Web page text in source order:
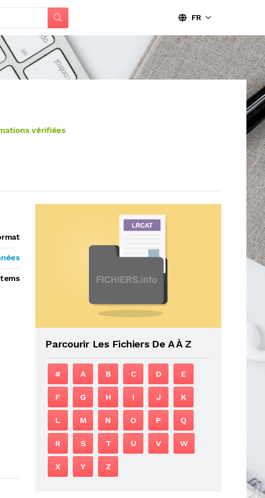
FR
vérifiées
Parcourir Les Fichiers De A À Z
# A B C D E
F G H I J K
L M N O P Q
R S T U V W
X Y Z